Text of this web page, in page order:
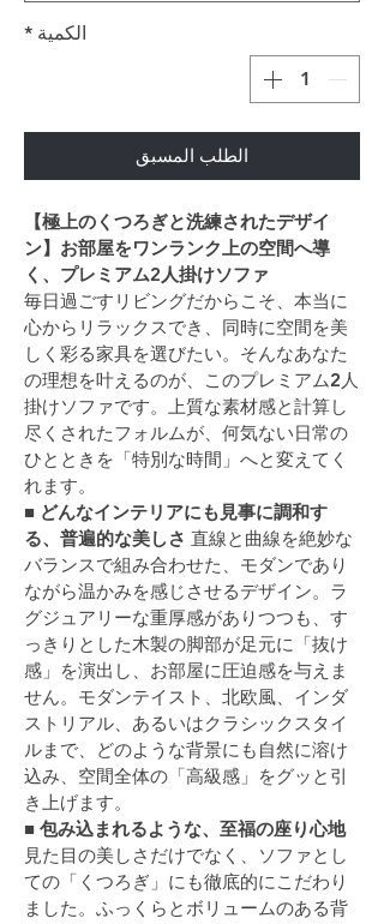
الكمية *
الطلب المسبق
【極上のくつろぎと洗練されたデザイ
ン】お部屋をワンランク上の空間へ導
く、プレミアム2人掛けソファ
毎日過ごすリビングだからこそ、本当に
心からリラックスでき、同時に空間を美
しく彩る家具を選びたい。そんなあなた
の理想を叶えるのが、このプレミアム2人
掛けソファです。上質な素材感と計算し
尽くされたフォルムが、何気ない日常の
ひとときを「特別な時間」へと変えてく
れます。
■ どんなインテリアにも見事に調和す
る、普遍的な美しさ 直線と曲線を絶妙な
バランスで組み合わせた、モダンであり
ながら温かみを感じさせるデザイン。ラ
グジュアリーな重厚感がありつつも、す
っきりとした木製の脚部が足元に「抜け
感」を演出し、お部屋に圧迫感を与えま
せん。モダンテイスト、北欧風、インダ
ストリアル、あるいはクラシックスタイ
ルまで、どのような背景にも自然に溶け
込み、空間全体の「高級感」をグッと引
き上げます。
■ 包み込まれるような、至福の座り心地
見た目の美しさだけでなく、ソファとし
ての「くつろぎ」にも徹底的にこだわり
ました。ふっくらとボリュームのある背